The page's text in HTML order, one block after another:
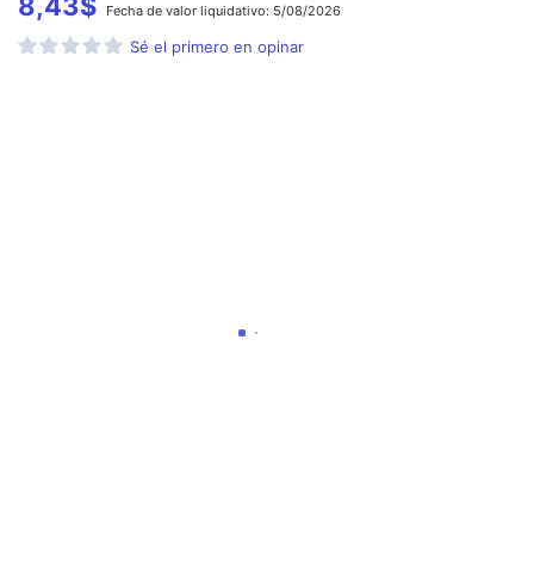
Fecha de valor liquidativo: 5/08/2026
Sé el primero en opinar